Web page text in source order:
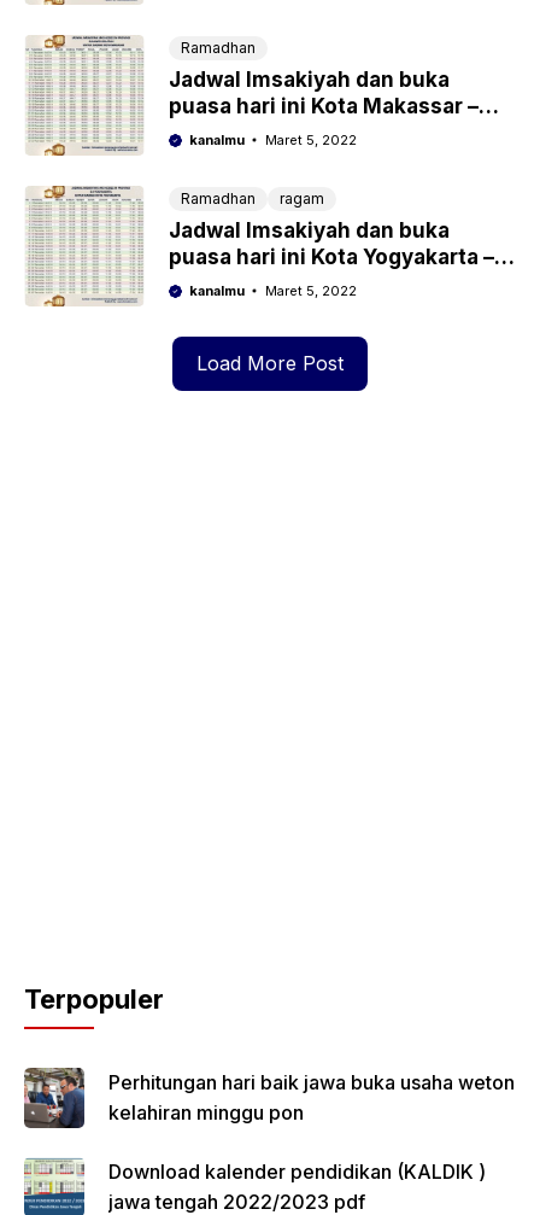
Ramadhan
Jadwal Imsakiyah dan buka
puasa hari ini Kota Makassar –
Ramadhan 2022/1443 Hijriyah
kanalmu Maret 5, 2022
Ramadhan ragam
Jadwal Imsakiyah dan buka
puasa hari ini Kota Yogyakarta –
Ramadhan 2022/1443 Hijriyah
kanalmu Maret 5, 2022
Load More Post
Terpopuler
Perhitungan hari baik jawa buka usaha weton
kelahiran minggu pon
Download kalender pendidikan (KALDIK )
jawa tengah 2022/2023 pdf